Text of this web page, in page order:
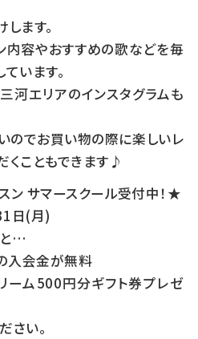
ます。
内容やおすすめの歌などを毎
います。
河エリアのインスタグラムも
のでお買い物の際に楽しいレ
くこともできます♪
ン サマースクール受付中！★
日(月)
と…
会金が無料
ーム500円分ギフト券プレゼ
さい。